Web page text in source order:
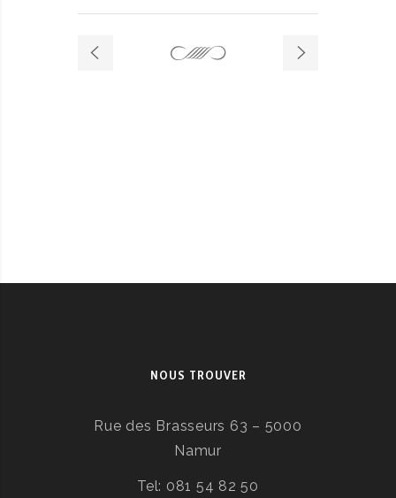
NOUS TROUVER
Rue des Brasseurs 63 – 5000
Namur
Tel: 081 54 82 50